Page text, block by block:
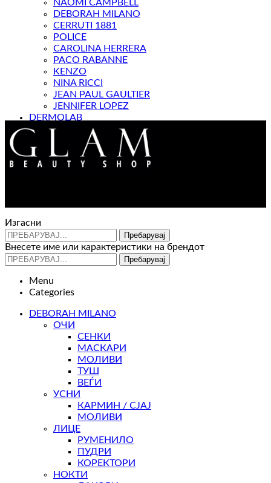
NAOMI CAMPBELL
DEBORAH MILANO
CERRUTI 1881
POLICE
CAROLINA HERRERA
PACO RABANNE
KENZO
NINA RICCI
JEAN PAUL GAULTIER
JENNIFER LOPEZ
DERMOLAB
МАГАЗИН
Изгасни
Пребарувај
Внесете име или карактеристики на брендот
Пребарувај
Menu
Categories
DEBORAH MILANO
ОЧИ
СЕНКИ
МАСКАРИ
МОЛИВИ
ТУШ
ВЕЃИ
УСНИ
КАРМИН / СЈАЈ
МОЛИВИ
ЛИЦЕ
РУМЕНИЛО
ПУДРИ
КОРЕКТОРИ
НОКТИ